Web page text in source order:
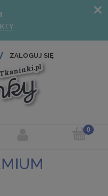
ZALOGUJ SIĘ